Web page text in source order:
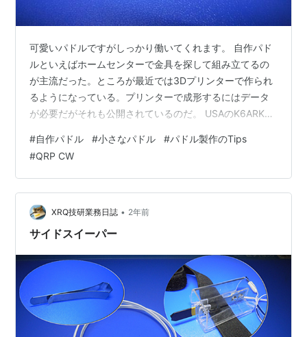
可愛いパドルですがしっかり働いてくれます。 自作パド
ルといえばホームセンターで金具を探して組み立てるの
が主流だった。ところが最近では3Dプリンターで作られ
るようになっている。プリンターで成形するにはデータ
が必要だがそれも公開されているのだ。 USAのK6ARK、
ーを持っていれば誰でも同じものを作ることができる。
動画を見るとたくさんの方がこのパドルを作っていてな
かなか面白そうだ。プリントされた部品を組み立て、そ
こにいくつかの金具を組み込めば完成する。必要なのは
ステレオジャック、ビス、イモネジ、それに線材だけだ
という。樹脂でプリントされたものな…
#自作パドル #小さなパドル #パドル製作のTips
#QRP CW
XRQ技研業務日誌 • 2年前
サイドスイーパー